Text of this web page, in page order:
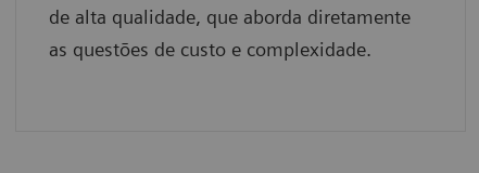
de alta qualidade, que aborda diretamente
as questões de custo e complexidade.